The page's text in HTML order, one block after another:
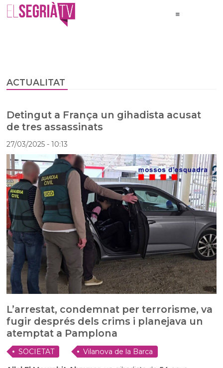
ACTUALITAT
Detingut a França un gihadista acusat
de tres assassinats
27/03/2025- 10:13
L’arrestat, condemnat per terrorisme, va
fugir després dels crims i planejava un
atemptat a Pamplona
SOCIETAT
Vilanova de la Barca